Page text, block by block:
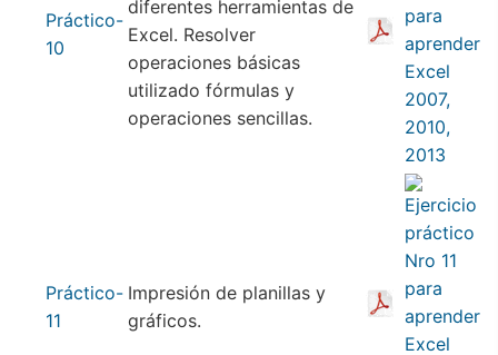
Práctico-
10
diferentes herramientas de
Excel. Resolver
operaciones básicas
utilizado fórmulas y
operaciones sencillas.
Práctico-
11
Impresión de planillas y
gráficos.